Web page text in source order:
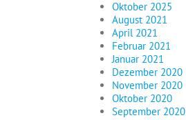
Oktober 2025
August 2021
April 2021
Februar 2021
Januar 2021
Dezember 2020
November 2020
Oktober 2020
September 2020